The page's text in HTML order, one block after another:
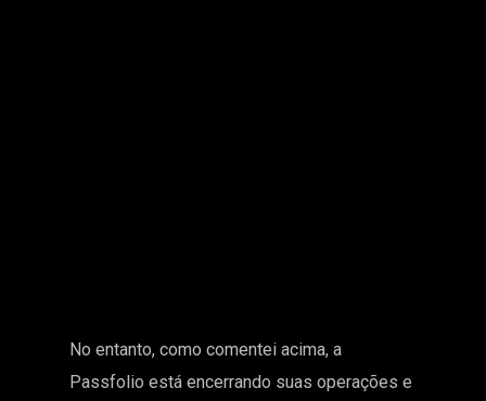
No entanto, como comentei acima, a
Passfolio está encerrando suas operações e